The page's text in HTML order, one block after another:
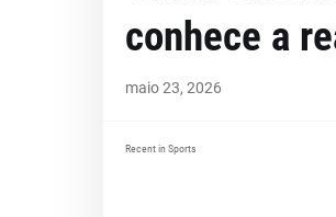
conhece a
maio 23, 2026
Recent in Sports